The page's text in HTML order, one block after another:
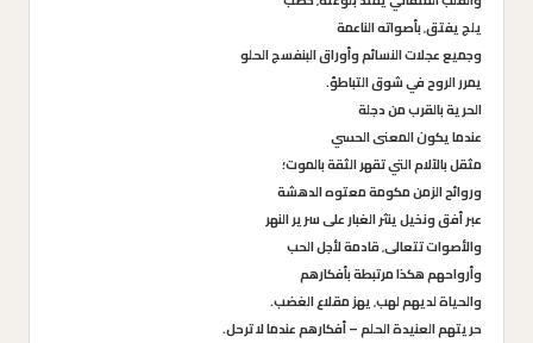
يلج يفتق٬ بأصواته الناعمة
وجميع عجلات النسائم وأوراق البنفسج الحلو
يمرر الروح في شوق التباطؤ.
الحرية بالقرب من دجلة
عندما يكون المعنى الحسي
مثقل بالآلام التي تقهر الثقة بالموت؛
وروائح الزمن مكومة معتوه الدهشة
عبر أفق ونخيل ينثر الغبار على سرير النهر
والأصوات تتعالى٬ قادمة لأجل الحب
وأرواحهم هكذا مرتبطة بأفكارهم
والحياة لديهم لهب٬ يهز مقلاع الغضب.
حريتهم العنيدة الحلم – أفكارهم عندما لا ترحل.